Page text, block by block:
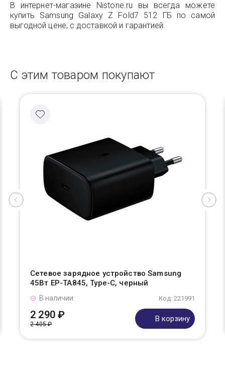
В интернет-магазине Nistone.ru вы всегда можете
купить Samsung Galaxy Z Fold7 512 ГБ по самой
выгодной цене, с доставкой и гарантией.
С этим товаром покупают
Сетевое зарядное устройство Samsung
45Вт EP-TA845, Type-C, черный
Код: 221991
В наличии
2 290 ₽
2 405 ₽
В корзину